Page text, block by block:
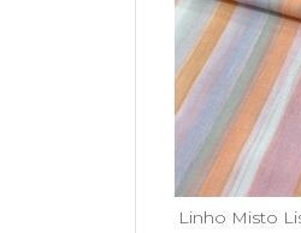
Linho Misto